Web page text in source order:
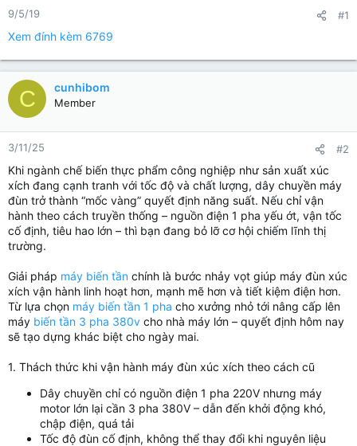
t
9/5/19 #1
Xem đính kèm 6769
C cunhibom
Member
3/11/25 #2
Khi ngành chế biến thực phẩm công nghiệp như sản xuất xúc
xích đang cạnh tranh với tốc độ và chất lượng, dây chuyền máy
đùn trở thành “mốc vàng” quyết định năng suất. Nếu chỉ vận
hành theo cách truyền thống – nguồn điện 1 pha yếu ớt, vận tốc
cố định, tiêu hao lớn – thì bạn đang bỏ lỡ cơ hội chiếm lĩnh thị
trường.
Giải pháp máy biến tần chính là bước nhảy vọt giúp máy đùn xúc
xích vận hành linh hoạt hơn, mạnh mẽ hơn và tiết kiệm điện hơn.
Từ lựa chọn máy biến tần 1 pha cho xưởng nhỏ tới nâng cấp lên
máy biến tần 3 pha 380v cho nhà máy lớn – quyết định hôm nay
sẽ tạo dựng khác biệt cho ngày mai.
1. Thách thức khi vận hành máy đùn xúc xích theo cách cũ
Dây chuyền chỉ có nguồn điện 1 pha 220V nhưng máy
motor lớn lại cần 3 pha 380V – dẫn đến khởi động khó,
chập điện, quá tải
Tốc độ đùn cố định, không thể thay đổi khi nguyên liệu